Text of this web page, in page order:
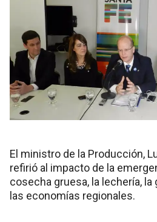
El ministro de la Producción,
refirió al impacto de la
cosecha gruesa, la lechería, la
las economías regionales.